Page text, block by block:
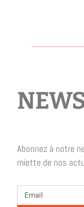
Abonnez à notre
miette de nos